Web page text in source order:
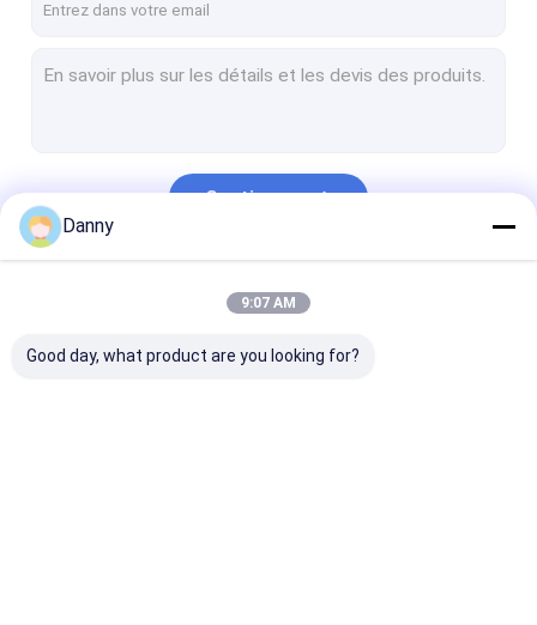
pièces de cercueil
Urnes funèbres décoratives
matériel de cercueil
Continuer
Danny
9:07 AM
Good day, what product are you looking for?